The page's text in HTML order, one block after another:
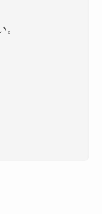
。